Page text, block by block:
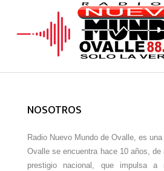
NOSOTROS
Radio Nuevo Mundo de Ovalle, es
Ovalle se encuentra hace 10 años,
prestigio nacional, que impulsa a